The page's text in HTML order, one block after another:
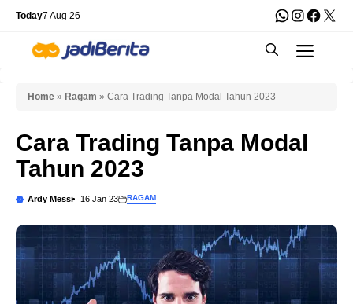
Skip
content
Today7 Aug 26 WhatsApp
X
Home » Ragam » Cara Trading Tanpa Modal Tahun 2023
Cara Trading Tanpa Modal
Tahun 2023
Ardy Messi 16 Jan 23 RAGAM